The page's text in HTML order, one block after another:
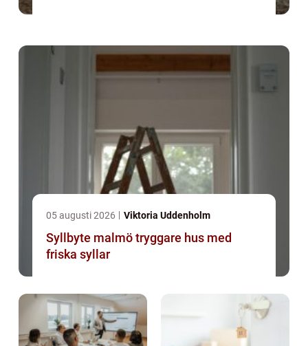
05 augusti 2026 Viktoria Uddenholm
Syllbyte malmö tryggare hus med
friska syllar